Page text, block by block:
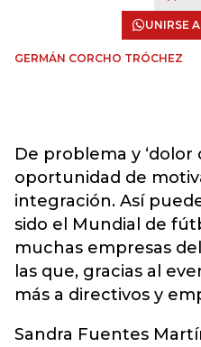
UNIRSE
GERMÁN CORCHO TRÓCHEZ
De problema y ‘dolor
oportunidad de
integración. Así
sido el Mundial de
muchas empresas
las que, gracias al
más a directivos y
Sandra Fuentes